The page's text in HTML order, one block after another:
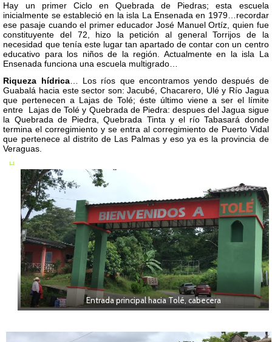
Hay un primer Ciclo en Quebrada de Piedras; esta escuela
inicialmente se estableció en la isla La Ensenada en 1979…recordar
ese pasaje cuando el primer educador José Manuel Ortíz, quien fue
constituyente del 72, hizo la petición al general Torrijos de la
necesidad que tenía este lugar tan apartado de contar con un centro
educativo para los niños de la región. Actualmente en la isla La
Ensenada funciona una escuela multigrado…
Riqueza hídrica… Los ríos que encontramos yendo después de
Guabalá hacia este sector son: Jacubé, Chacarero, Ulé y Río Jagua
que pertenecen a Lajas de Tolé; éste último viene a ser el límite
entre Lajas de Tolé y Quebrada de Piedra: despues del Jagua sigue
la Quebrada de Piedra, Quebrada Tinta y el río Tabasará donde
termina el corregimiento y se entra al corregimiento de Puerto Vidal
que pertenece al distrito de Las Palmas y eso ya es la provincia de
Veraguas.
Entrada principal hacia Tolé, cabecera